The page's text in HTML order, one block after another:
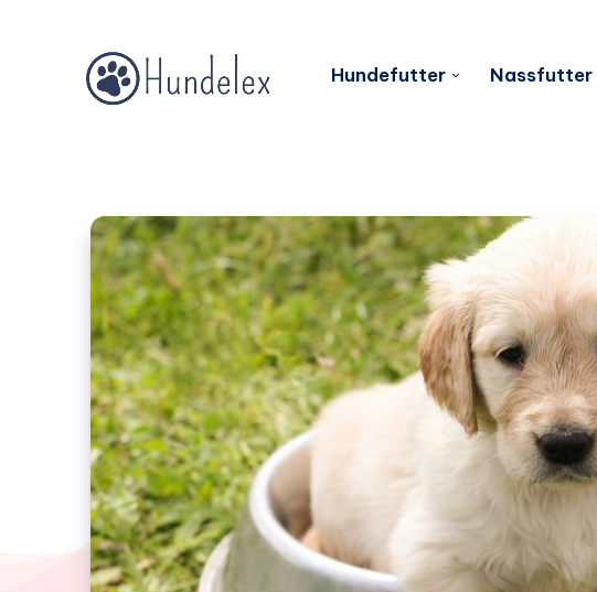
Hundefutter Nassfutter